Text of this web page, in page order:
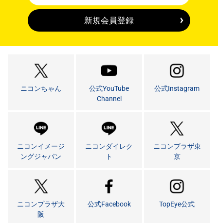
新規会員登録
ニコンちゃん
公式YouTube
Channel
公式Instagram
ニコンイメージ
ングジャパン
ニコンダイレク
ト
ニコンプラザ東
京
ニコンプラザ大
阪
公式Facebook TopEye公式